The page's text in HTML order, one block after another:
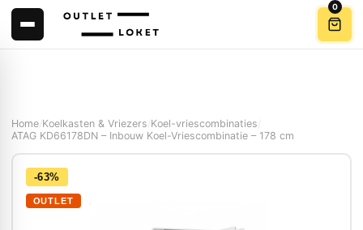
0
Home Koelkasten & Vriezers Koel-vriescombinaties
ATAG KD66178DN – Inbouw Koel-Vriescombinatie – 178 cm
-63%
OUTLET